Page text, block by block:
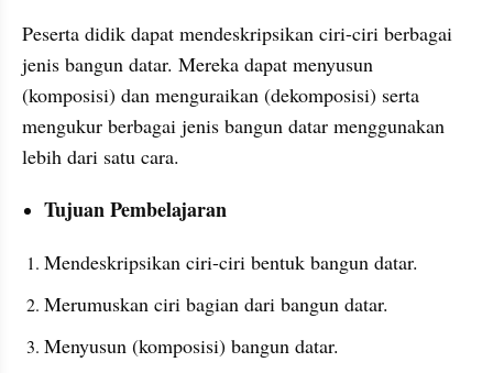
Peserta didik dapat mendeskripsikan ciri-ciri berbagai
jenis bangun datar. Mereka dapat menyusun
(komposisi) dan menguraikan (dekomposisi) serta
mengukur berbagai jenis bangun datar menggunakan
lebih dari satu cara.
Tujuan Pembelajaran
Mendeskripsikan ciri-ciri bentuk bangun datar.
Merumuskan ciri bagian dari bangun datar.
Menyusun (komposisi) bangun datar.